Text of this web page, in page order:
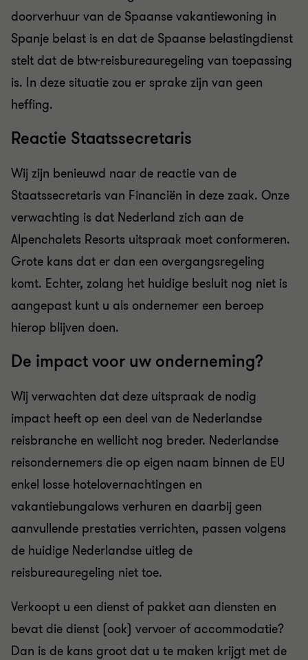
doorverhuur van de Spaanse vakantiewoning in
Spanje belast is en dat de Spaanse belastingdienst
stelt dat de btw-reisbureauregeling van toepassing
is. In deze situatie zou er sprake zijn van geen
heffing.
Reactie Staatssecretaris
Wij zijn benieuwd naar de reactie van de
Staatssecretaris van Financiën in deze zaak. Onze
verwachting is dat Nederland zich aan de
Alpenchalets Resorts uitspraak moet conformeren.
Grote kans dat er dan een overgangsregeling
komt. Echter, zolang het huidige besluit nog niet is
aangepast kunt u als ondernemer een beroep
hierop blijven doen.
De impact voor uw onderneming?
Wij verwachten dat deze uitspraak de nodig
impact heeft op een deel van de Nederlandse
reisbranche en wellicht nog breder. Nederlandse
reisondernemers die op eigen naam binnen de EU
enkel losse hotelovernachtingen en
vakantiebungalows verhuren en daarbij geen
aanvullende prestaties verrichten, passen volgens
de huidige Nederlandse uitleg de
reisbureauregeling niet toe.
Verkoopt u een dienst of pakket aan diensten en
bevat die dienst (ook) vervoer of accommodatie?
Dan is de kans groot dat u te maken krijgt met de